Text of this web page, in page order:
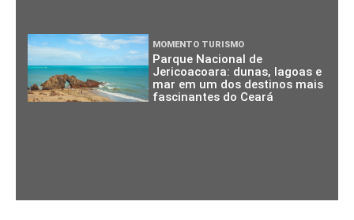
MOMENTO TURISMO
Parque Nacional de
Jericoacoara: dunas, lagoas e
mar em um dos destinos mais
fascinantes do Ceará